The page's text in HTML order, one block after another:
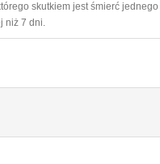
skutkiem jest śmierć
niż 7 dni.